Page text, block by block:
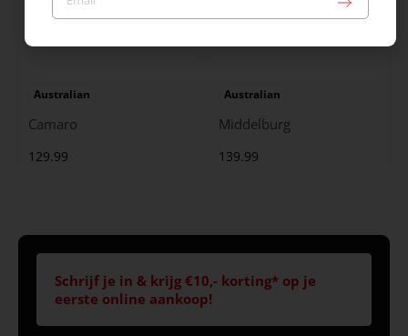
Australian
Camaro
129.99
Australian
Middelburg
139.99
Schrijf je in & krijg €10,- korting* op je
eerste online aankoop!